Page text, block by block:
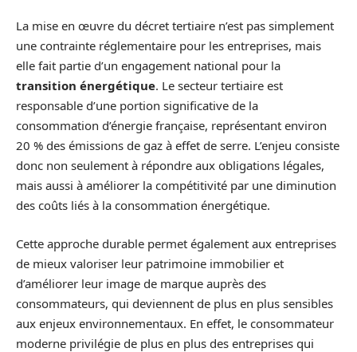
La mise en œuvre du décret tertiaire n’est pas simplement
une contrainte réglementaire pour les entreprises, mais
elle fait partie d’un engagement national pour la
transition énergétique. Le secteur tertiaire est
responsable d’une portion significative de la
consommation d’énergie française, représentant environ
20 % des émissions de gaz à effet de serre. L’enjeu consiste
donc non seulement à répondre aux obligations légales,
mais aussi à améliorer la compétitivité par une diminution
des coûts liés à la consommation énergétique.
Cette approche durable permet également aux entreprises
de mieux valoriser leur patrimoine immobilier et
d’améliorer leur image de marque auprès des
consommateurs, qui deviennent de plus en plus sensibles
aux enjeux environnementaux. En effet, le consommateur
moderne privilégie de plus en plus des entreprises qui